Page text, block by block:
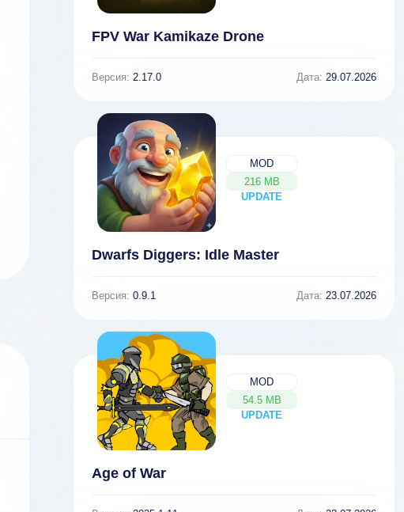
FPV War Kamikaze Drone
Версия: 2.17.0 Дата: 29.07.2026
MOD
216 MB
UPDATE
NEW
Dwarfs Diggers: Idle Master
Версия: 0.9.1 Дата: 23.07.2026
MOD
54.5 MB
UPDATE
NEW
Age of War